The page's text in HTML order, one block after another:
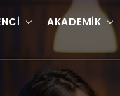
AKADEMIK